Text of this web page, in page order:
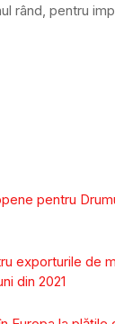
rând, pentru
pentru
exporturile de
din 2021